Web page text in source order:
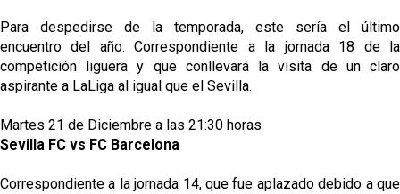
Para despedirse de la temporada, este sería el último
encuentro del año. Correspondiente a la jornada 18 de la
competición liguera y que conllevará la visita de un claro
aspirante a LaLiga al igual que el Sevilla.
Martes 21 de Diciembre a las 21:30 horas
Sevilla FC vs FC Barcelona
Correspondiente a la jornada 14, que fue aplazado debido a que